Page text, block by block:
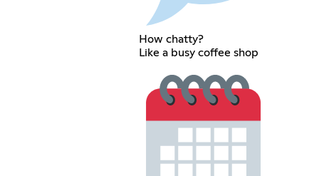
How chatty?
Like a busy coffee shop